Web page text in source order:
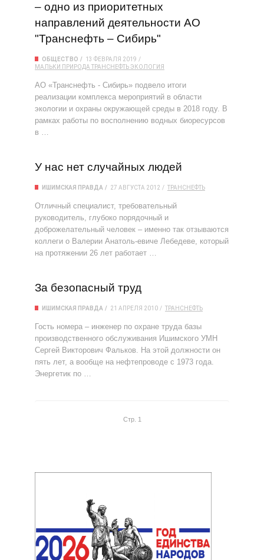
– одно из приоритетных
направлений деятельности АО
"Транснефть – Сибирь"
ОБЩЕСТВО
13 ФЕВРАЛЯ 2019
МАЛЬКИ ПРИРОДА ТРАНСНЕФТЬЭКОЛОГИЯ
АО «Транснефть - Сибирь» подвело итоги
реализации комплекса мероприятий в области
экологии и охраны окружающей среды в 2018 году. В
рамках работы по восполнению водных биоресурсов
в …
У нас нет случайных людей
ИШИМСКАЯ ПРАВДА 27 АВГУСТА 2012 ТРАНСНЕФТЬ
Отличный специалист, требовательный
руководитель, глубоко порядочный и
доброжелательный человек – именно так отзываются
коллеги о Валерии Анатоль-евиче Лебедеве, который
на протяжении 26 лет работает …
За безопасный труд
ИШИМСКАЯ ПРАВДА 21 АПРЕЛЯ 2010 ТРАНСНЕФТЬ
Гость номера – инженер по охране труда базы
производственного обслуживания Ишимского УМН
Сергей Викторович Фальков. На этой должности он
пять лет, а вообще на нефтепроводе с 1973 года.
Энергетик по …
Стр. 1